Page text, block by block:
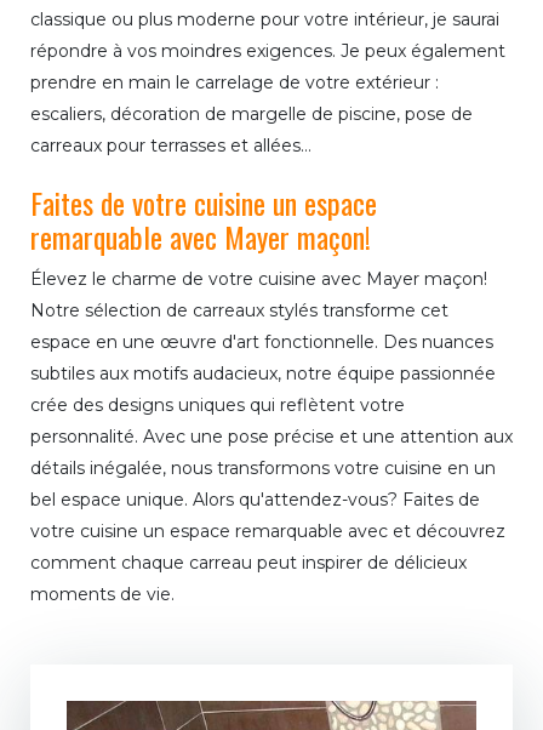
classique ou plus moderne pour votre intérieur, je saurai
répondre à vos moindres exigences. Je peux également
prendre en main le carrelage de votre extérieur :
escaliers, décoration de margelle de piscine, pose de
carreaux pour terrasses et allées…
Faites de votre cuisine un espace
remarquable avec Mayer maçon!
Élevez le charme de votre cuisine avec Mayer maçon!
Notre sélection de carreaux stylés transforme cet
espace en une œuvre d'art fonctionnelle. Des nuances
subtiles aux motifs audacieux, notre équipe passionnée
crée des designs uniques qui reflètent votre
personnalité. Avec une pose précise et une attention aux
détails inégalée, nous transformons votre cuisine en un
bel espace unique. Alors qu'attendez-vous? Faites de
votre cuisine un espace remarquable avec et découvrez
comment chaque carreau peut inspirer de délicieux
moments de vie.